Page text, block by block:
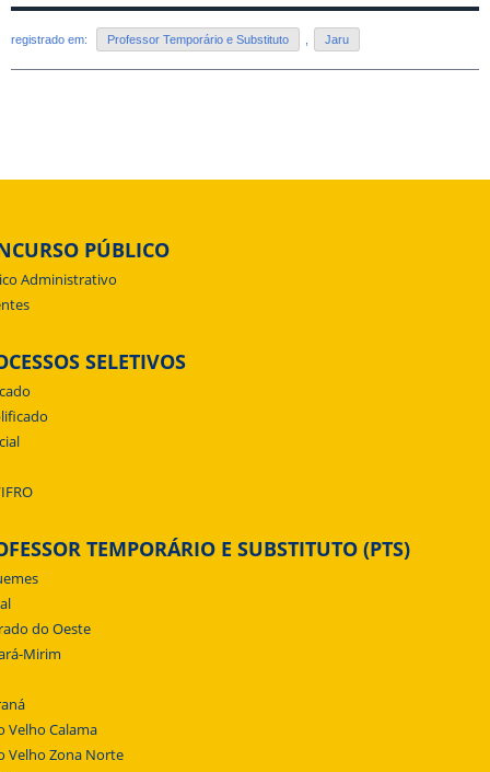
registrado em: Professor Temporário e Substituto , Jaru
PÚBLICO
Administrativo
SELETIVOS
TEMPORÁRIO E SUBSTITUTO (PTS)
do Oeste
Mirim
Velho Calama
Velho Zona Norte